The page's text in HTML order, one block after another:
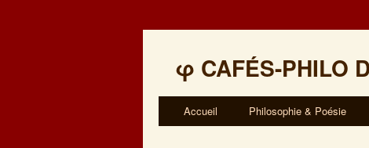
φ CAFÉS-PHILO
Accueil Philosophie & Poésie